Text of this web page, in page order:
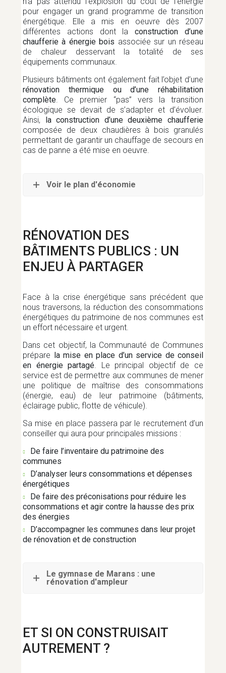
pour engager un grand programme de transition
énergétique. Elle a mis en oeuvre dès 2007
différentes actions dont laconstruction d’une
chaufferie à énergie bois associée sur un réseau
de chaleur desservant la totalité de ses
équipements communaux.
Plusieurs bâtiments ont également fait l’objet d’une
rénovation thermique ou d’une réhabilitation
complète. Ce premier “pas” vers la transition
écologique se devait de s’adapter et d’évoluer.
Ainsi,
la construction d’une deuxième chaufferie
composée de deux chaudières à bois granulés
permettant de garantir un chauffage de secours en
cas de panne a été mise en oeuvre.
Voir le plan d'économie
RÉNOVATION DES
BÂTIMENTS PUBLICS : UN
ENJEU À PARTAGER
Face à la crise énergétique sans précédent que
nous traversons, la réduction des consommations
énergétiques du patrimoine de nos communes est
un effort nécessaire et urgent.
Dans cet objectif, la Communauté de Communes
prépare la mise en place d’un service de conseil
en énergie partagé. Le principal objectif de ce
service est de permettre aux communes de mener
une politique de maîtrise des consommations
(énergie, eau) de leur patrimoine (bâtiments,
éclairage public, flotte de véhicule).
Sa mise en place passera par le recrutement d’un
conseiller qui aura pour principales missions :
De faire l’inventaire du patrimoine des
communes
D’analyser leurs consommations et dépenses
énergétiques
De faire des préconisations pour réduire les
consommations et agir contre la hausse des prix
des énergies
D’accompagner les communes dans leur projet
de rénovation et de construction
Le gymnase de Marans : une
rénovation d'ampleur
ET SI ON CONSTRUISAIT
AUTREMENT ?